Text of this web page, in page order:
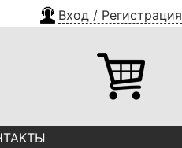
Вход / Регистрация